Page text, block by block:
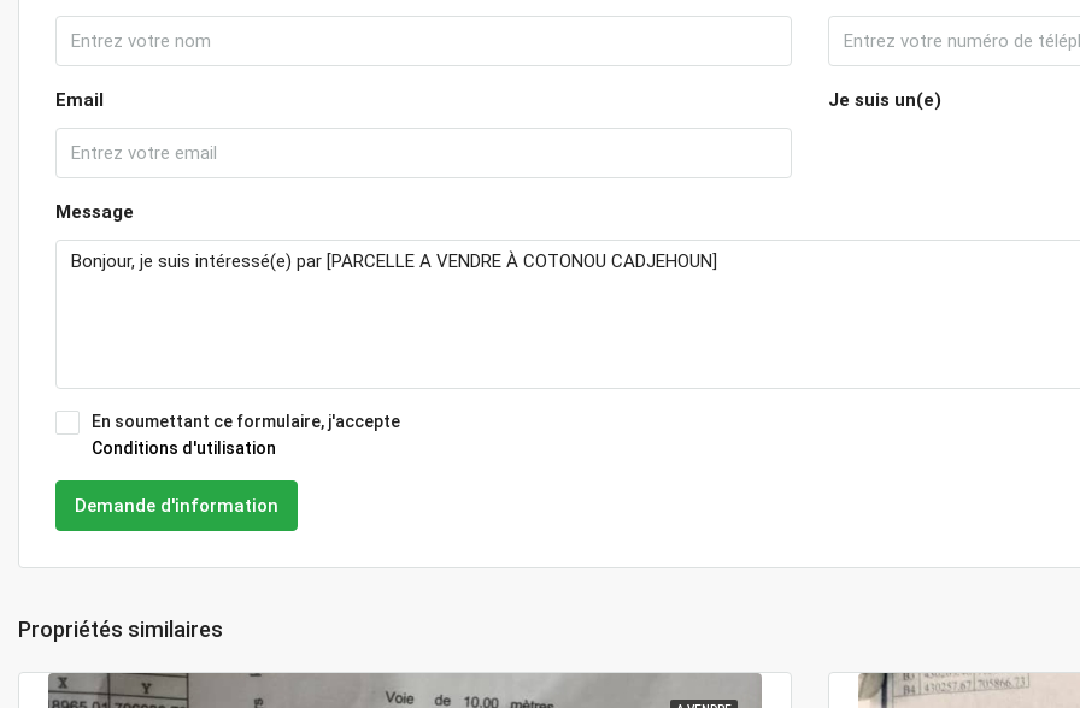
Email Je suis un(e)
Message
En soumettant ce formulaire, j'accepte
Conditions d'utilisation
Demande d'information
Propriétés similaires